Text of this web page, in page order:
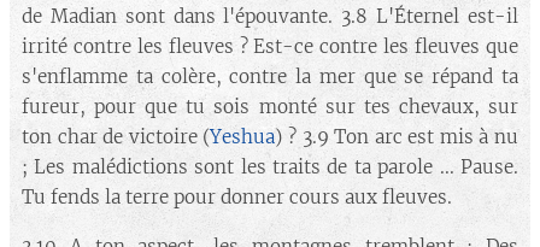
de Madian sont dans l'épouvante. 3.8 L'Éternel est-il
irrité contre les fleuves ? Est-ce contre les fleuves que
s'enflamme ta colère, contre la mer que se répand ta
fureur, pour que tu sois monté sur tes chevaux, sur
ton char de victoire (Yeshua) ? 3.9 Ton arc est mis à nu
; Les malédictions sont les traits de ta parole ... Pause.
Tu fends la terre pour donner cours aux fleuves.